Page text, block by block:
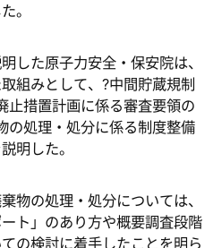
。
した原子力安全・保安院は、
組みとして、?中間貯蔵規制
止措置計画に係る審査要領の
の処理・処分に係る制度整備
明した。
物の処理・処分については、
ト」のあり方や概要調査段階
の検討に着手したことを明ら